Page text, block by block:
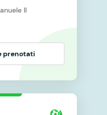
II
prenotati